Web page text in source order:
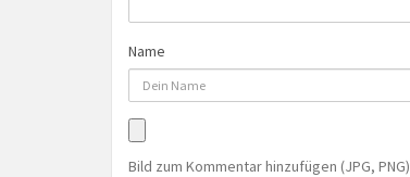
Name
Bild zum Kommentar hinzufügen (JPG, PNG)